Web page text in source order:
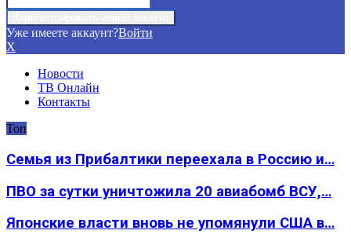
Уже имеете аккаунт?Войти
X
Новости
ТВ Онлайн
Контакты
Топ
Семья из Прибалтики переехала в Россию и…
ПВО за сутки уничтожила 20 авиабомб ВСУ,…
Японские власти вновь не упомянули США в…